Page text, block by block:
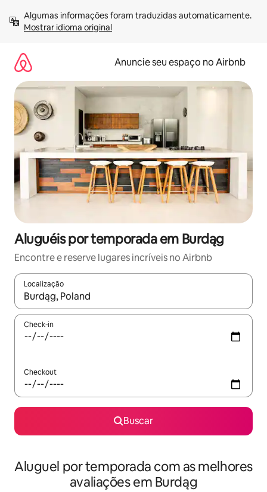
para
Mostrar idioma original
Anuncie seu espaço no Airbnb
Aluguéis por temporada em Burdąg
Encontre e reserve lugares incríveis no Airbnb
Localização
Quando os resultados estiverem disponíveis, explore-os
Check-in
Checkout
Buscar
Aluguel por temporada com as melhores
avaliações em Burdąg